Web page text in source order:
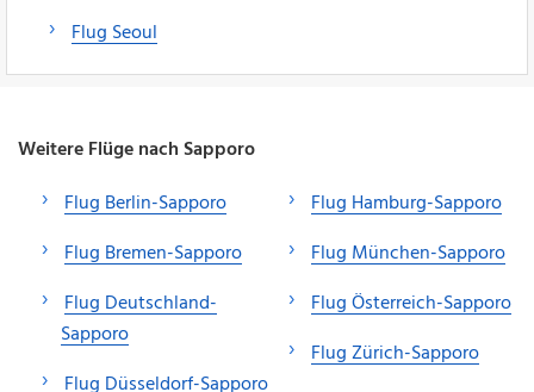
Flug Seoul
Weitere Flüge nach Sapporo
Flug Berlin-Sapporo
Flug Bremen-Sapporo
Flug Deutschland-
Sapporo
Flug Düsseldorf-Sapporo
Flug Hamburg-Sapporo
Flug München-Sapporo
Flug Österreich-Sapporo
Flug Zürich-Sapporo